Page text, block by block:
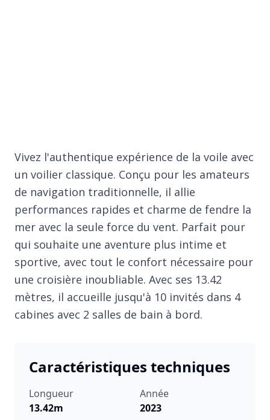
Vivez l'authentique expérience de la voile avec
un voilier classique. Conçu pour les amateurs
de navigation traditionnelle, il allie
performances rapides et charme de fendre la
mer avec la seule force du vent. Parfait pour
qui souhaite une aventure plus intime et
sportive, avec tout le confort nécessaire pour
une croisière inoubliable. Avec ses 13.42
mètres, il accueille jusqu'à 10 invités dans 4
cabines avec 2 salles de bain à bord.
Caractéristiques techniques
Longueur
13.42m
Année
2023